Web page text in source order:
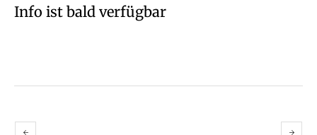
Info ist bald verfügbar